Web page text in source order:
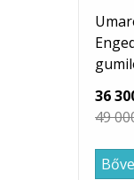
36
49